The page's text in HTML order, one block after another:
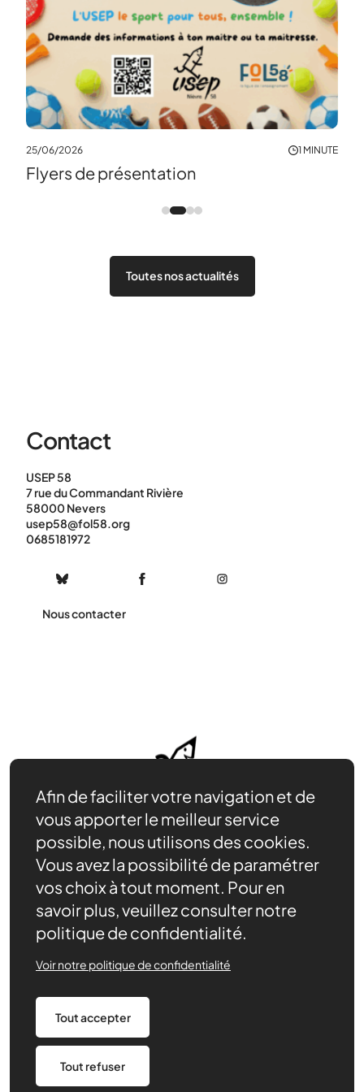
25/06/2026 1 MINUTE
Flyers de présentation
Toutes nos actualités
Contact
USEP 58
7 rue du Commandant Rivière
58000 Nevers
usep58@fol58.org
0685181972
Nous contacter
Nos ressources
Contact
Agenda
Nous trouver
Politique de confidentialité
Afin de faciliter votre navigation et de
vous apporter le meilleur service
possible, nous utilisons des cookies.
Vous avez la possibilité de paramétrer
vos choix à tout moment. Pour en
savoir plus, veuillez consulter notre
politique de confidentialité.
Tout accepter
Tout refuser
Voir notre politique de confidentialité